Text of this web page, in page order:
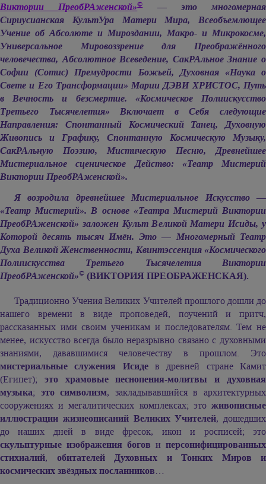
Виктории ПреобРАженской»©— это многомерная
Сириусианская КультУра Матери Мира, Всеобъемлющее
Учение об Абсолюте и Мироздании, Макро- и Микрокосме,
Универсальное Мировоззрение для Преображённого
человечества, Абсолютное Всеведение, СакРАльное Знание о
Софии (Сотис) Премудрости Божьей, Духовная «Наука о
Свете и Его Трансформации» Марии ДЭВИ ХРИСТОС, Путь
в Вечность и безсмертие. «Космическое Полиискусство
Третьего Тысячелетия» Включает в Себя следующие
Направления: Спонтанный Космический Танец, Духовную
Живопись и Графику, Спонтанную Космическую Музыку,
СакРАльную Поэзию, Мистическую Песню, Древнейшее
Мистериальное сценическое Действо: «Театр Мистерий
Виктории ПреобРАженской».
Я возродила древнейшее Мистериальное Искусство —
«Театр Мистерий». В основе «Театра Мистерий Виктории
ПреобРАженской» заложен Культ Великой Матери Исиды, у
Которой десять тысяч Имён. Это — Многомерный Театр
Духа Великой Женственности, Квинтэссенция «Космического
Полиискусства Третьего Тысячелетия Виктории
ПреобРАженской»© (ВИКТОРИЯ ПРЕОБРАЖЕНСКАЯ).
Традиционно Учения Великих Учителей прошлого дошли до
нашего времени в виде проповедей, поучений и притч,
рассказанных ими своим ученикам и последователям. Тем не
менее, искусство всегда было неразрывно связано с духовными
знаниями, дававшимися человечеству в прошлом. Это
мистериальные служения Исидев древней стране Камит
(Египет); это храмовые песнопения-молитвы и духовная
музыка; это символизм, закладывавшийся в архитектурных
сооружениях и мегалитических комплексах; это живописные
иллюстрации жизнеописаний Великих Учителей, дошедших
до наших дней в виде фресок, икон и росписей; это
скульптурные изображения богов и персонифицированных
стихиалий, обитателей Духовных и Тонких Миров и
космических звёздных посланников…